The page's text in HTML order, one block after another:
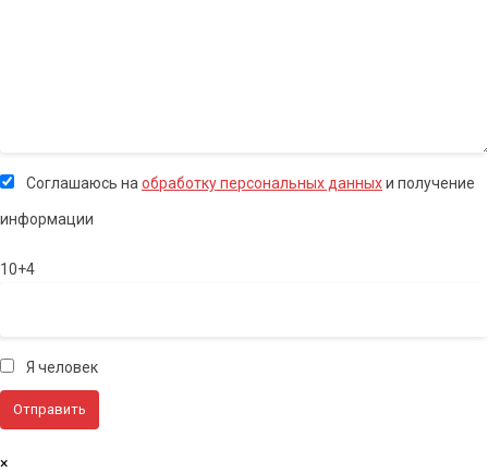
Соглашаюсь на обработку персональных данныхи получение
информации
10+4
Я человек
×